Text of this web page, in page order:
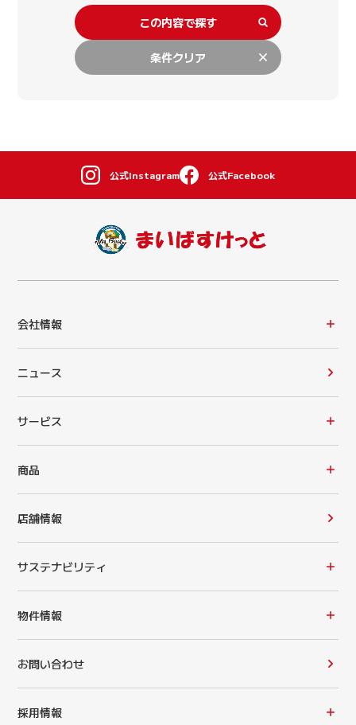
この内容で探す
条件クリア
公式Instagram 公式Facebook
会社情報
ニュース
サービス
商品
店舗情報
サステナビリティ
物件情報
お問い合わせ
採用情報